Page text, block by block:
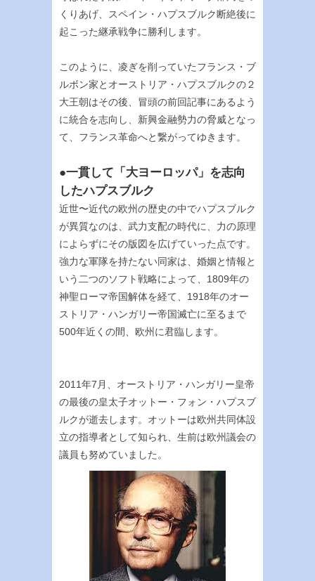
くりあげ、スペイン・ハプスブルク断絶後に
起こった継承戦争に勝利します。
このように、凌ぎを削っていたフランス・ブ
ルボン家とオーストリア・ハプスブルクの２
大王朝はその後、冒頭の前回記事にあるよう
に統合を志向し、新興金融勢力の脅威となっ
て、フランス革命へと繋がってゆきます。
●一貫して「大ヨーロッパ」を志向
したハプスブルク
近世〜近代の欧州の歴史の中でハプスブルク
が異質なのは、武力支配の時代に、力の原理
によらずにその版図を広げていった点です。
強力な軍隊を持たない同家は、婚姻と情報と
いう二つのソフト戦略によって、1809年の
神聖ローマ帝国解体を経て、1918年のオー
ストリア・ハンガリー帝国滅亡に至るまで
500年近くの間、欧州に君臨します。
2011年7月、オーストリア・ハンガリー皇帝
の最後の皇太子オットー・フォン・ハプスブ
ルクが逝去します。オットーは欧州共同体設
立の指導者として知られ、生前は欧州議会の
議員も努めていました。